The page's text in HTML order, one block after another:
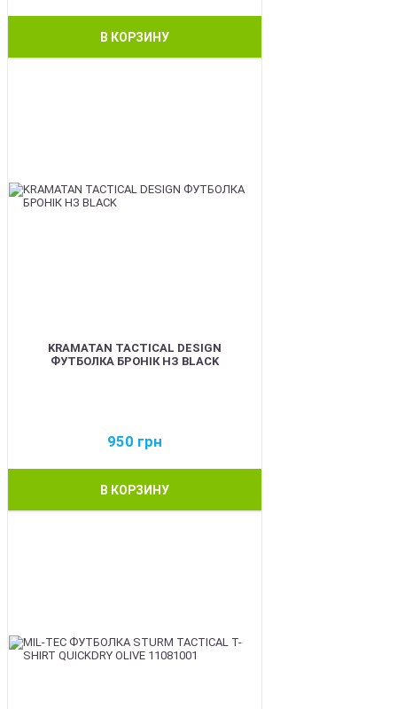
В КОРЗИНУ
KRAMATAN TACTICAL DESIGN
ФУТБОЛКА БРОНІК НЗ BLACK
950 грн
В КОРЗИНУ